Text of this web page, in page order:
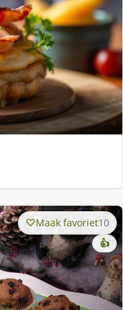
Maak favoriet10
👍